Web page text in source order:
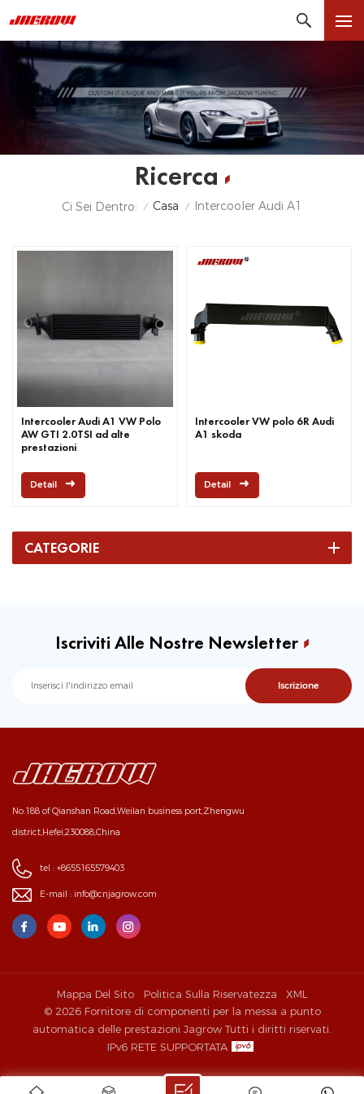
Ricerca
Ci Sei Dentro: / Casa / Intercooler Audi A1
Intercooler Audi A1 VW Polo
AW GTI 2.0TSI ad alte
prestazioni
Detail
Intercooler VW polo 6R Audi
A1 skoda
Detail
CATEGORIE
Iscriviti Alle Nostre Newsletter
No.188 of Qianshan Road,Weilan business port,Zhengwu
district,Hefei,230088,China
tel : +8655165579403
E-mail : info@cnjagrow.com
Mappa Del Sito Politica Sulla Riservatezza
XML
© 2026 Fornitore di componenti per la messa a punto
automatica delle prestazioni Jagrow Tutti i diritti riservati.
IPv6 RETE SUPPORTATA